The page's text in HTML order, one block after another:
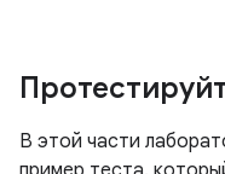
В этой части